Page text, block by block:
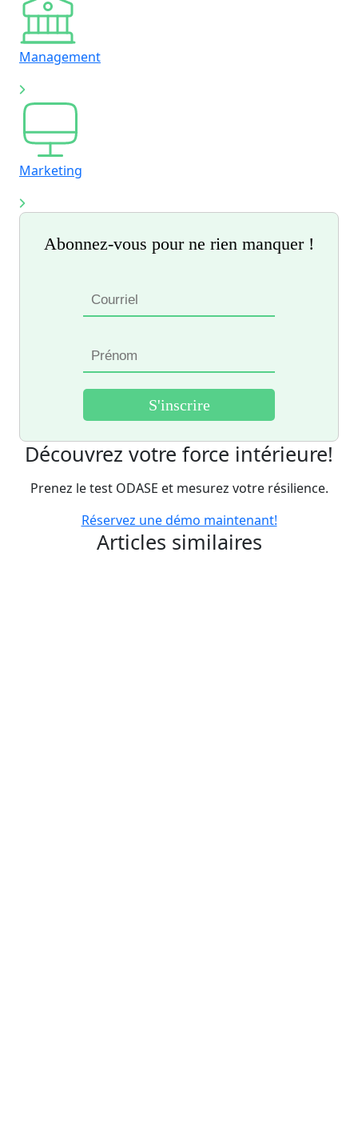
Management
Marketing
Abonnez-vous pour ne rien manquer !
Découvrez votre force intérieure!
Prenez le test ODASE et mesurez votre résilience.
Réservez une démo maintenant!
Articles similaires